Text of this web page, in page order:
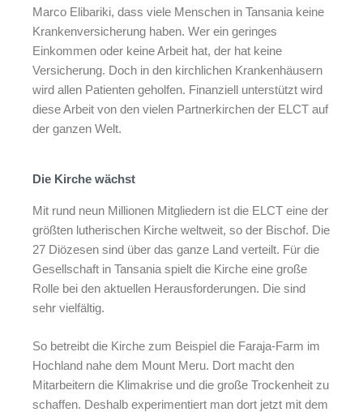
Marco Elibariki, dass viele Menschen in Tansania keine
Krankenversicherung haben. Wer ein geringes
Einkommen oder keine Arbeit hat, der hat keine
Versicherung. Doch in den kirchlichen Krankenhäusern
wird allen Patienten geholfen. Finanziell unterstützt wird
diese Arbeit von den vielen Partnerkirchen der ELCT auf
der ganzen Welt.
Die Kirche wächst
Mit rund neun Millionen Mitgliedern ist die ELCT eine der
größten lutherischen Kirche weltweit, so der Bischof. Die
27 Diözesen sind über das ganze Land verteilt. Für die
Gesellschaft in Tansania spielt die Kirche eine große
Rolle bei den aktuellen Herausforderungen. Die sind
sehr vielfältig.
So betreibt die Kirche zum Beispiel die Faraja-Farm im
Hochland nahe dem Mount Meru. Dort macht den
Mitarbeitern die Klimakrise und die große Trockenheit zu
schaffen. Deshalb experimentiert man dort jetzt mit dem